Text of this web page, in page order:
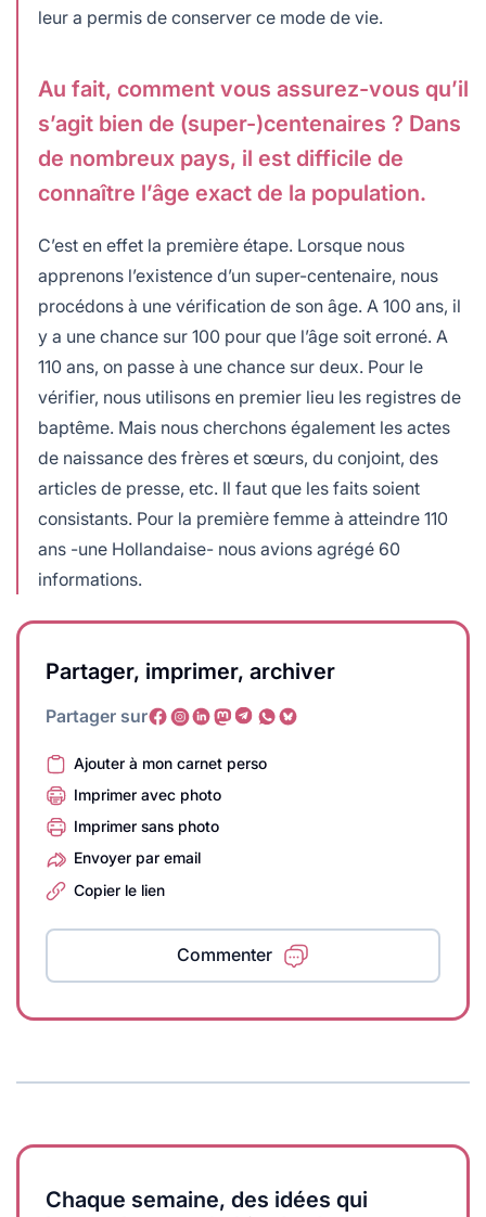
leur a permis de conserver ce mode de vie.
Au fait, comment vous assurez-vous qu’il
s’agit bien de (super-)centenaires ? Dans
de nombreux pays, il est difficile de
connaître l’âge exact de la population.
C’est en effet la première étape. Lorsque nous
apprenons l’existence d’un super-centenaire, nous
procédons à une vérification de son âge. A 100 ans, il
y a une chance sur 100 pour que l’âge soit erroné. A
110 ans, on passe à une chance sur deux. Pour le
vérifier, nous utilisons en premier lieu les registres de
baptême. Mais nous cherchons également les actes
de naissance des frères et sœurs, du conjoint, des
articles de presse, etc. Il faut que les faits soient
consistants. Pour la première femme à atteindre 110
ans -une Hollandaise- nous avions agrégé 60
informations.
Partager, imprimer, archiver
Partager sur
Ajouter à mon carnet perso
Imprimer avec photo
Imprimer sans photo
Envoyer par email
Copier le lien
Commenter
Chaque semaine, des idées qui